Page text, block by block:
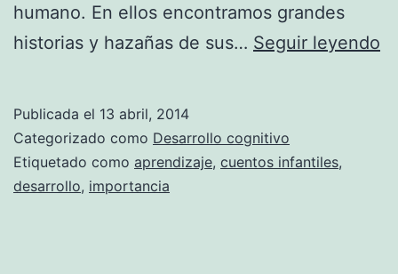
humano. En ellos encontramos grandes
historias y hazañas de sus… Seguir leyendo
Publicada el 13 abril, 2014
Categorizado como Desarrollo cognitivo
Etiquetado como aprendizaje, cuentos infantiles,
desarrollo, importancia